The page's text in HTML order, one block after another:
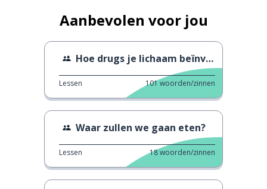
Aanbevolen voor jou
Hoe drugs je lichaam beïnvloedt.
Lessen 101woorden/zinnen
Waar zullen we gaan eten?
Lessen 18woorden/zinnen